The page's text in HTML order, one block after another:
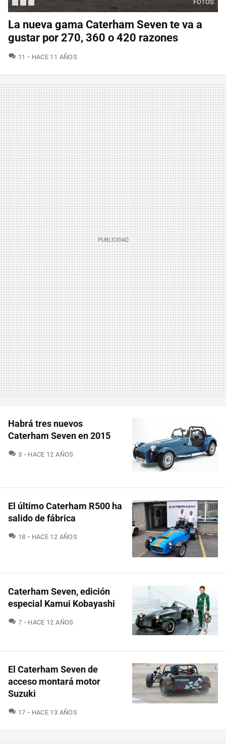
FOTOS
La nueva gama Caterham Seven te va a
gustar por 270, 360 o 420 razones
11 COMENTARIOS
HACE 11 AÑOS
Habrá tres nuevos
Caterham Seven en 2015
3 COMENTARIOS
HACE 12 AÑOS
El último Caterham R500 ha
salido de fábrica
18 COMENTARIOS
HACE 12 AÑOS
Caterham Seven, edición
especial Kamui Kobayashi
7 COMENTARIOS
HACE 12 AÑOS
El Caterham Seven de
acceso montará motor
Suzuki
17 COMENTARIOS
HACE 13 AÑOS